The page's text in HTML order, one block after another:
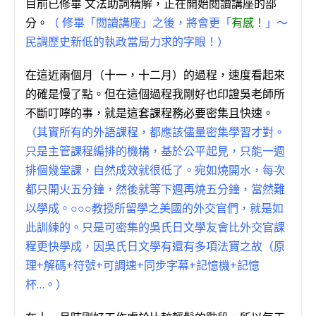
目前已修畢 文法助詞精解，正在開始閱讀講座的部
分。
（ 修畢「閱讀講座」之後，將會更「有感！ 」～
民調歷史新低的執政當局力求的字眼！）
在這近兩個月（十一，十二月）的過程，速度看起來
的確是慢了點。但在這個過程我剛好也印證吳老師所
不斷叮嚀的事，就是這套課程務必要密集且快速。
（其實所有的外語課程，都應該儘量密集學習才對。
只是主管課程編排的機構，基於公平起見，只能一週
排個幾堂課，自然成效就很低了。宛如燒開水，每次
都只開火五分鐘，然後就等下週再燒五分鐘，當然難
以學成。○○○教授所留學之美國的外交官們，就是如
此訓練的。只是可密集的吳氏日文學友會比外交官課
程更快學成，因吳氏日文學有還有多項法寶之故（原
理+解碼+符號+可調速+同步字幕+記憶機+記憶
杯…。）